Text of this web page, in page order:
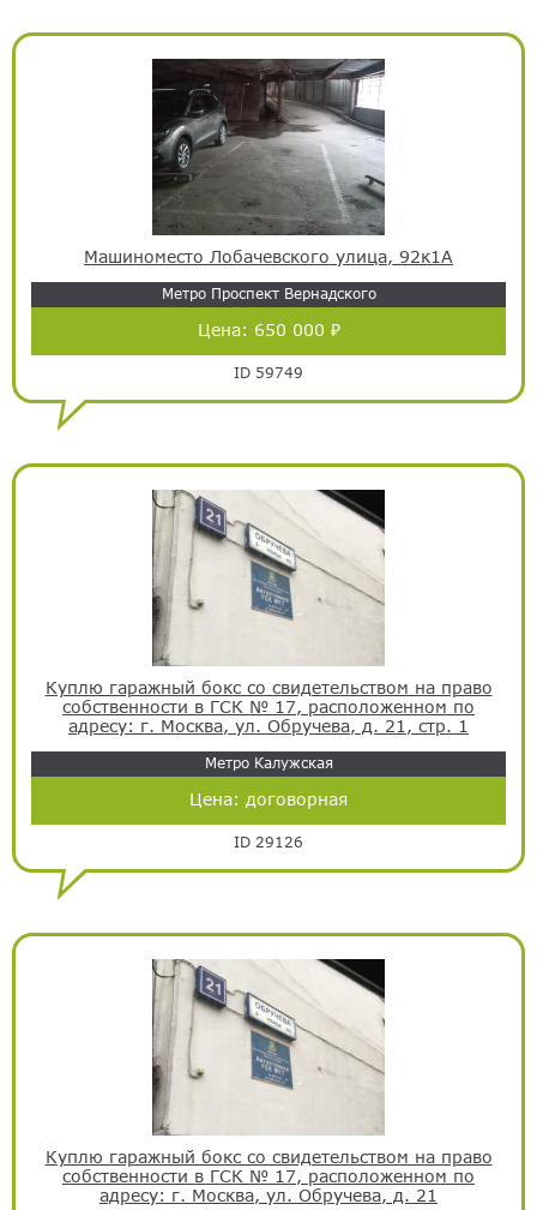
Машиноместо Лобачевского улица, 92к1А
Метро Проспект Вернадского
Цена: 650 000 ₽
ID 59749
Куплю гаражный бокс со свидетельством на право
собственности в ГСК № 17, расположенном по
адресу: г. Москва, ул. Обручева, д. 21, стр. 1
Метро Калужская
Цена: договорная
ID 29126
Куплю гаражный бокс со свидетельством на право
собственности в ГСК № 17, расположенном по
адресу: г. Москва, ул. Обручева, д. 21